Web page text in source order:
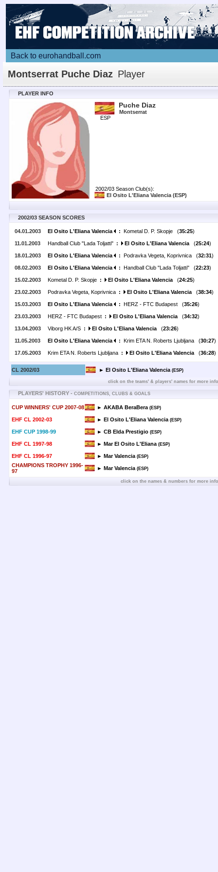
Back to eurohandball.com
Montserrat Puche Diaz Player
PLAYER INFO
ESP
Puche Diaz
Montserrat
2002/03 Season Club(s):
El Osito L'Eliana Valencia (ESP)
2002/03 SEASON SCORES
04.01.2003 El Osito L'Eliana Valencia : Kometal D. P. Skopje (35:25)
11.01.2003 Handball Club "Lada Toljatti" : El Osito L'Eliana Valencia (25:24)
18.01.2003 El Osito L'Eliana Valencia : Podravka Vegeta, Koprivnica (32:31)
08.02.2003 El Osito L'Eliana Valencia : Handball Club "Lada Toljatti" (22:23)
15.02.2003 Kometal D. P. Skopje : El Osito L'Eliana Valencia (24:25)
23.02.2003 Podravka Vegeta, Koprivnica : El Osito L'Eliana Valencia (38:34)
15.03.2003 El Osito L'Eliana Valencia : HERZ - FTC Budapest (35:26)
23.03.2003 HERZ - FTC Budapest : El Osito L'Eliana Valencia (34:32)
13.04.2003 Viborg HK A/S : El Osito L'Eliana Valencia (23:26)
11.05.2003 El Osito L'Eliana Valencia : Krim ETA N. Roberts Ljubljana (30:27)
17.05.2003 Krim ETA N. Roberts Ljubljana : El Osito L'Eliana Valencia (36:28)
CL 2002/03 ► El Osito L'Eliana Valencia(ESP)
click on the teams' & players' names for more
PLAYERS' HISTORY - COMPETITIONS, CLUBS & GOALS
CUP WINNERS' CUP 2007-08 ► AKABA BeraBera(ESP)
EHF CL 2002-03 ► El Osito L'Eliana Valencia(ESP)
EHF CUP 1998-99 ► CB Elda Prestigio (ESP)
EHF CL 1997-98 ► Mar El Osito L'Eliana(ESP)
EHF CL 1996-97 ► Mar Valencia(ESP)
CHAMPIONS TROPHY 1996-
97
► Mar Valencia(ESP)
click on the names & numbers for more